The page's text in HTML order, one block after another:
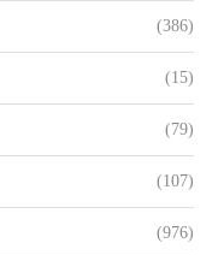
(386)
(15)
(79)
(107)
(976)